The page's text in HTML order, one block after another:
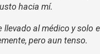
hacia mí.
al médico y solo
pero aun tenso.